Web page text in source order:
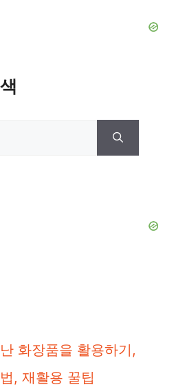
화장품을 활용하기,
, 재활용 꿀팁